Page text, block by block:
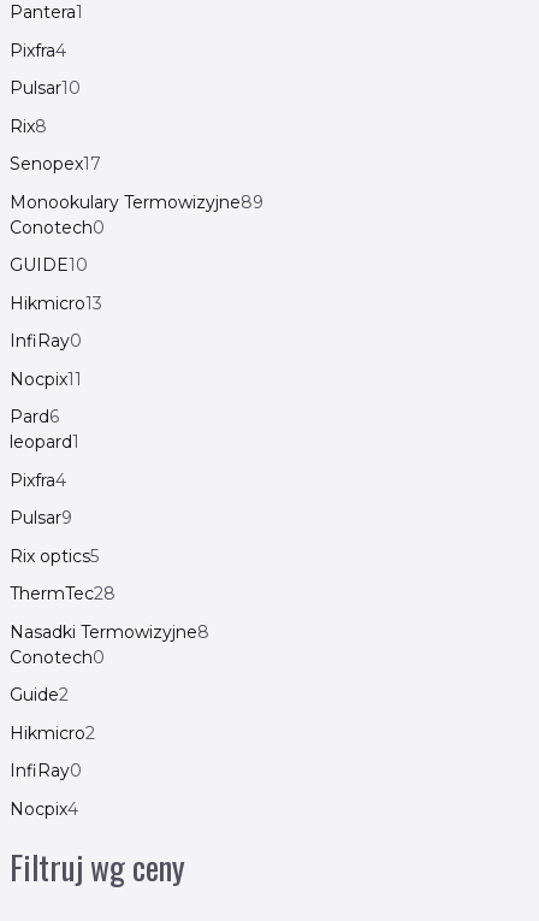
Pantera1
Pixfra4
Pulsar10
Rix8
Senopex17
Monookulary Termowizyjne89
Conotech0
GUIDE10
Hikmicro13
InfiRay0
Nocpix11
Pard6
leopard1
Pixfra4
Pulsar9
Rix optics5
ThermTec28
Nasadki Termowizyjne8
Conotech0
Guide2
Hikmicro2
InfiRay0
Nocpix4
Filtruj wg ceny